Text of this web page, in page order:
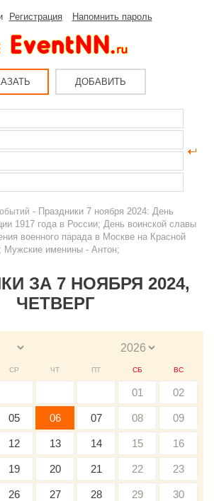
Регистрация Напомнить пароль
ДОБАВИТЬ
- Праздники 7 ноября 2024: День
1917 года в России; День воинской славы
военного парада в Москве на Красной
Мужские именины - Антон;
ЗА 7 НОЯБРЯ 2024,
ЧЕТВЕРГ
СР ЧТ ПТ СБ ВС
01 02
05 06 07 08 09
12 13 14 15 16
19 20 21 22 23
26 27 28 29 30